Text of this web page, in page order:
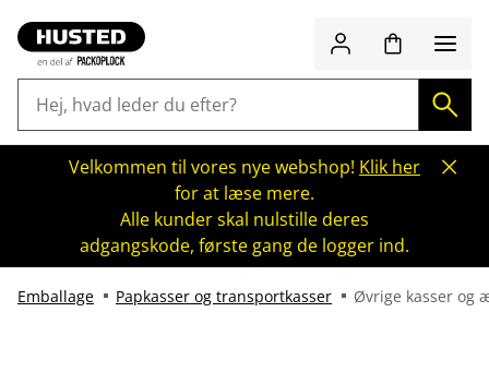
Velkommen til vores nye webshop! Klik her
for at læse mere.
Alle kunder skal nulstille deres
adgangskode, første gang de logger ind.
Emballage Papkasser og transportkasser Øvrige kasser og